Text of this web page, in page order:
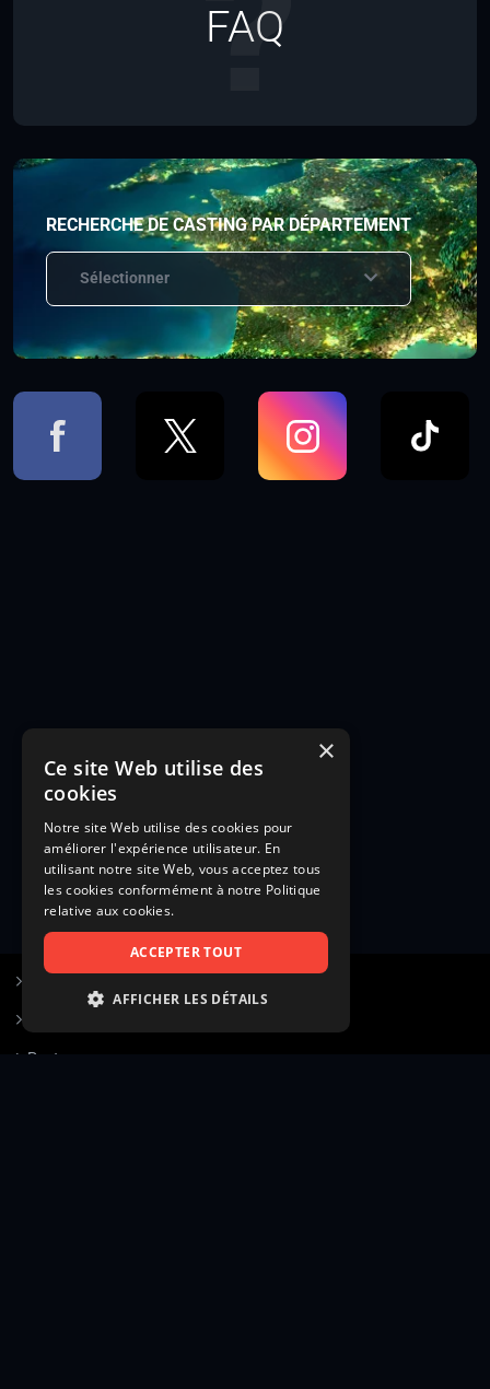
FAQ
RECHERCHE DE CASTING PAR DÉPARTEMENT
Sélectionner
Poster une annonce
×
Ce site Web utilise des
cookies
Notre site Web utilise des cookies pour
améliorer l'expérience utilisateur. En
utilisant notre site Web, vous acceptez tous
les cookies conformément à notre Politique
relative aux cookies.
ACCEPTER TOUT
AFFICHER LES DÉTAILS